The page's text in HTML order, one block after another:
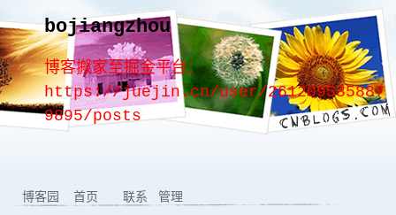
bojiangzhou
博客搬家至掘金平台：
https://juejin.cn/user/261209535887
9895/posts
博客园 首页 联系 管理